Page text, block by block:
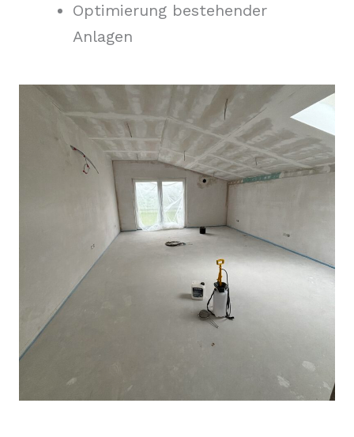
Optimierung bestehender
Anlagen